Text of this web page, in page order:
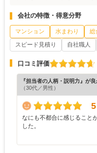
会社の特徴・得意分野
マンション 水まわり 総
スピード見積り
自社職人
口コミ評価
『担当者の人柄・説明力』が
（30代／男性）
5
なにも不都合に感じること
した。